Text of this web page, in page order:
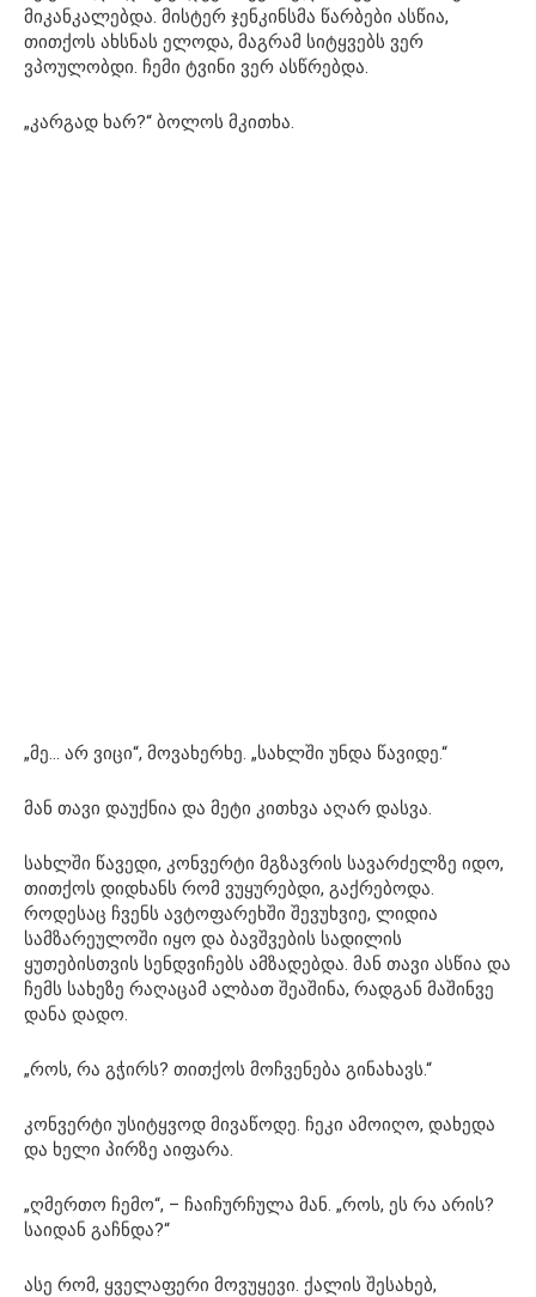
მიკანკალებდა. მისტერ ჯენკინსმა წარბები ასწია,
თითქოს ახსნას ელოდა, მაგრამ სიტყვებს ვერ
ვპოულობდი. ჩემი ტვინი ვერ ასწრებდა.
„კარგად ხარ?“ ბოლოს მკითხა.
„მე… არ ვიცი“, მოვახერხე. „სახლში უნდა წავიდე.“
მან თავი დაუქნია და მეტი კითხვა აღარ დასვა.
სახლში წავედი, კონვერტი მგზავრის სავარძელზე იდო,
თითქოს დიდხანს რომ ვუყურებდი, გაქრებოდა.
როდესაც ჩვენს ავტოფარეხში შევუხვიე, ლიდია
სამზარეულოში იყო და ბავშვების სადილის
ყუთებისთვის სენდვიჩებს ამზადებდა. მან თავი ასწია და
ჩემს სახეზე რაღაცამ ალბათ შეაშინა, რადგან მაშინვე
დანა დადო.
„როს, რა გჭირს? თითქოს მოჩვენება გინახავს.“
კონვერტი უსიტყვოდ მივაწოდე. ჩეკი ამოიღო, დახედა
და ხელი პირზე აიფარა.
„ღმერთო ჩემო“, – ჩაიჩურჩულა მან. „როს, ეს რა არის?
საიდან გაჩნდა?“
ასე რომ, ყველაფერი მოვუყევი. ქალის შესახებ,